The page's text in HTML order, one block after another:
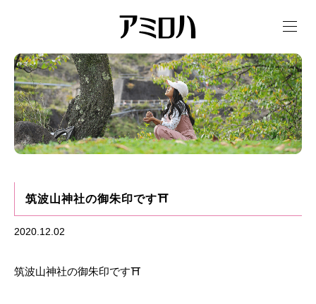
t
g
l
e
n
a
v
i
g
a
t
筑波山神社の御朱印です⛩
2020.12.02
筑波山神社の御朱印です⛩